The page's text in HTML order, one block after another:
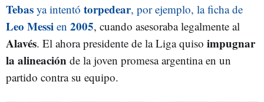
Tebas ya intentó torpedear, por ejemplo, la ficha de
Leo Messi en 2005, cuando asesoraba legalmente al
Alavés. El ahora presidente de la Liga quiso impugnar
la alineación de la joven promesa argentina en un
partido contra su equipo.